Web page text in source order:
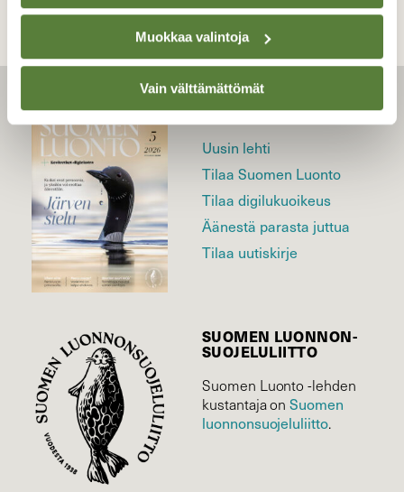
Muokkaa valintoja
Vain välttämättömät
LEHTI
Uusin lehti
Tilaa Suomen Luonto
Tilaa digilukuoikeus
Äänestä parasta juttua
Tilaa uutiskirje
SUOMEN LUONNON­
SUOJELU­LIITTO
Suomen Luonto -lehden
kustantaja onSuomen
luonnonsuojelu­liitto.